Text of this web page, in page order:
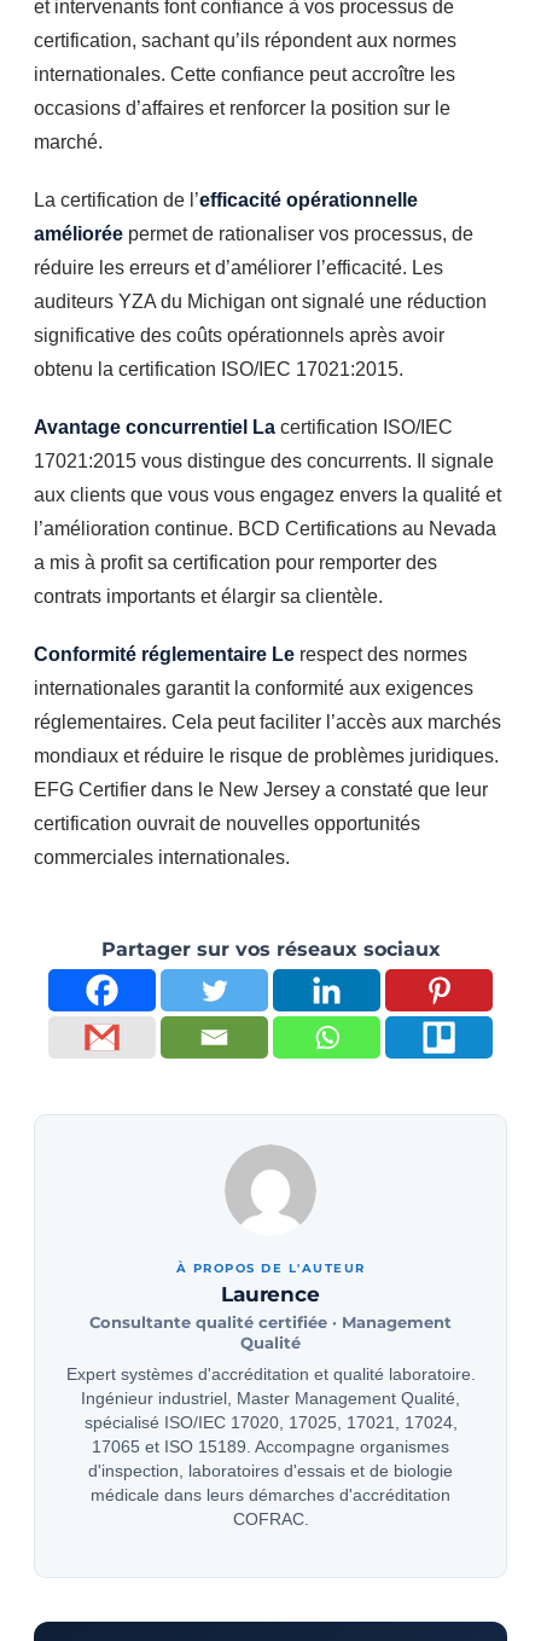
et intervenants font confiance à vos processus de
certification, sachant qu’ils répondent aux normes
internationales. Cette confiance peut accroître les
occasions d’affaires et renforcer la position sur le
marché.
La certification de l’efficacité opérationnelle
améliorée permet de rationaliser vos processus, de
réduire les erreurs et d’améliorer l’efficacité. Les
auditeurs YZA du Michigan ont signalé une réduction
significative des coûts opérationnels après avoir
obtenu la certification ISO/IEC 17021:2015.
Avantage concurrentiel La certification ISO/IEC
17021:2015 vous distingue des concurrents. Il signale
aux clients que vous vous engagez envers la qualité et
l’amélioration continue. BCD Certifications au Nevada
a mis à profit sa certification pour remporter des
contrats importants et élargir sa clientèle.
Conformité réglementaire Le respect des normes
internationales garantit la conformité aux exigences
réglementaires. Cela peut faciliter l’accès aux marchés
mondiaux et réduire le risque de problèmes juridiques.
EFG Certifier dans le New Jersey a constaté que leur
certification ouvrait de nouvelles opportunités
commerciales internationales.
Partager sur vos réseaux sociaux
À PROPOS DE L'AUTEUR
Laurence
Consultante qualité certifiée · Management
Qualité
Expert systèmes d'accréditation et qualité laboratoire.
Ingénieur industriel, Master Management Qualité,
spécialisé ISO/IEC 17020, 17025, 17021, 17024,
17065 et ISO 15189. Accompagne organismes
d'inspection, laboratoires d'essais et de biologie
médicale dans leurs démarches d'accréditation
COFRAC.